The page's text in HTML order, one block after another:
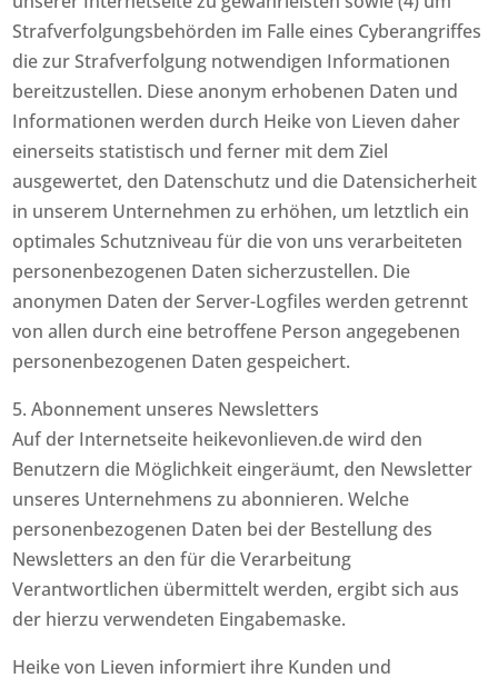
Strafverfolgungsbehörden im Falle eines Cyberangriffes
die zur Strafverfolgung notwendigen Informationen
bereitzustellen. Diese anonym erhobenen Daten und
Informationen werden durch Heike von Lieven daher
einerseits statistisch und ferner mit dem Ziel
ausgewertet, den Datenschutz und die Datensicherheit
in unserem Unternehmen zu erhöhen, um letztlich ein
optimales Schutzniveau für die von uns verarbeiteten
personenbezogenen Daten sicherzustellen. Die
anonymen Daten der Server-Logfiles werden getrennt
von allen durch eine betroffene Person angegebenen
personenbezogenen Daten gespeichert.
5. Abonnement unseres Newsletters
Auf der Internetseite heikevonlieven.de wird den
Benutzern die Möglichkeit eingeräumt, den Newsletter
unseres Unternehmens zu abonnieren. Welche
personenbezogenen Daten bei der Bestellung des
Newsletters an den für die Verarbeitung
Verantwortlichen übermittelt werden, ergibt sich aus
der hierzu verwendeten Eingabemaske.
Heike von Lieven informiert ihre Kunden und